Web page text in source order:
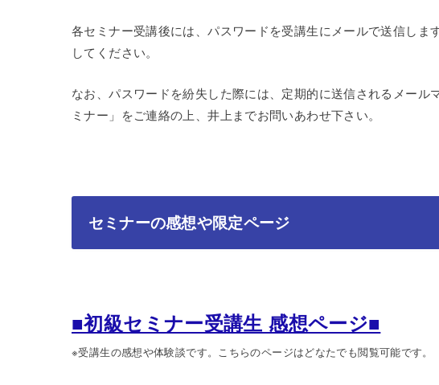
各セミナー受講後には、パスワードを受講生にメールで送信しま
してください。
なお、パスワードを紛失した際には、定期的に送信されるメール
ミナー」をご連絡の上、井上までお問いあわせ下さい。
セミナーの感想や限定ページ
■初級セミナー受講生 感想ページ■
※受講生の感想や体験談です。こちらのページはどなたでも閲覧可能です。